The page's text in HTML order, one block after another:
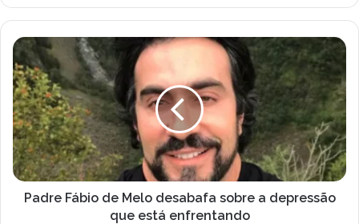
a
s
e
u
e
n
d
e
r
e
P
a
d
r
e
F
á
b
i
Padre Fábio de Melo desabafa sobre a depressão
que está enfrentando